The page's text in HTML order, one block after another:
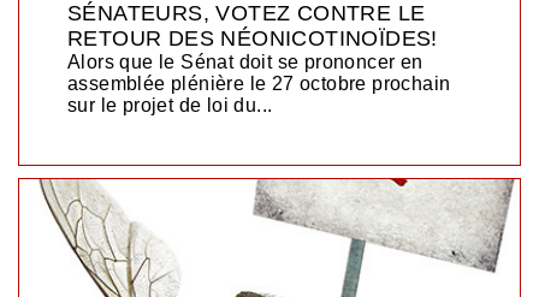
SÉNATEURS, VOTEZ CONTRE LE
RETOUR DES NÉONICOTINOÏDES!
Alors que le Sénat doit se prononcer en
assemblée plénière le 27 octobre prochain
sur le projet de loi du...